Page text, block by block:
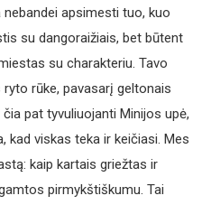
apsimesti tuo, kuo
su dangoraižiais, bet būtent
su charakteriu. Tavo
rūke, pavasarį geltonais
pat tyvuliuojanti Minijos upė,
kad viskas teka ir keičiasi. Mes
kaip kartais griežtas ir
pirmykštiškumu. Tai